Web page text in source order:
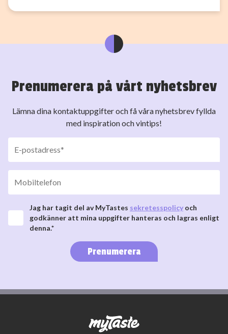
Prenumerera på vårt nyhetsbrev
Lämna dina kontaktuppgifter och få våra nyhetsbrev fyllda
med inspiration och vintips!
Jag har tagit del av MyTastes sekretesspolicy och
godkänner att mina uppgifter hanteras och lagras enligt
denna.*
Prenumerera